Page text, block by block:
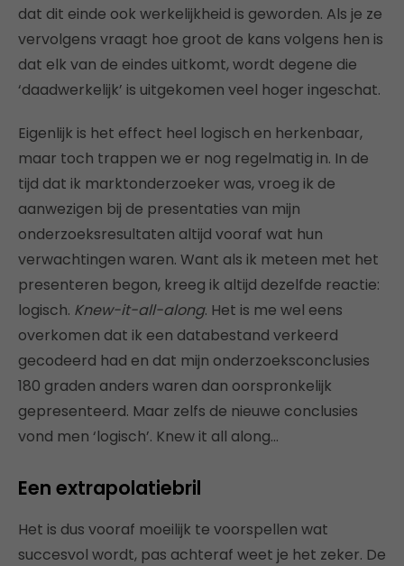
dat dit einde ook werkelijkheid is geworden. Als je ze
vervolgens vraagt hoe groot de kans volgens hen is
dat elk van de eindes uitkomt, wordt degene die
‘daadwerkelijk’ is uitgekomen veel hoger ingeschat.
Eigenlijk is het effect heel logisch en herkenbaar,
maar toch trappen we er nog regelmatig in. In de
tijd dat ik marktonderzoeker was, vroeg ik de
aanwezigen bij de presentaties van mijn
onderzoeksresultaten altijd vooraf wat hun
verwachtingen waren. Want als ik meteen met het
presenteren begon, kreeg ik altijd dezelfde reactie:
logisch. Knew-it-all-along. Het is me wel eens
overkomen dat ik een databestand verkeerd
gecodeerd had en dat mijn onderzoeksconclusies
180 graden anders waren dan oorspronkelijk
gepresenteerd. Maar zelfs de nieuwe conclusies
vond men ‘logisch’. Knew it all along…
Een extrapolatiebril
Het is dus vooraf moeilijk te voorspellen wat
succesvol wordt, pas achteraf weet je het zeker. De